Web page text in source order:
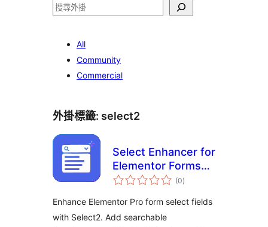
搜
All
Community
Commercial
外掛標籤: select2
Select Enhancer for
Elementor Forms
with Select2(0總
評)
Enhance Elementor Pro form select fields
with Select2. Add searchable